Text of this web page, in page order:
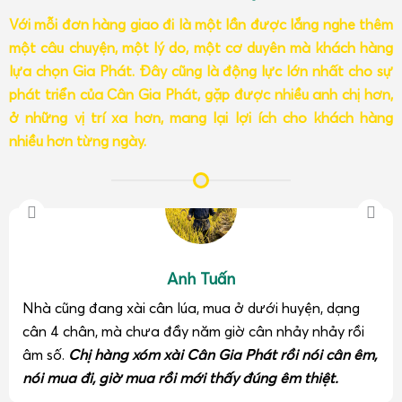
Với mỗi đơn hàng giao đi là một lần được lắng nghe thêm
một câu chuyện, một lý do, một cơ duyên mà khách hàng
lựa chọn Gia Phát. Đây cũng là động lực lớn nhất cho sự
phát triển của Cân Gia Phát, gặp được nhiều anh chị hơn,
ở những vị trí xa hơn, mang lại lợi ích cho khách hàng
nhiều hơn từng ngày.
Anh Tuấn
Nhà cũng đang xài cân lúa, mua ở dưới huyện, dạng
cân 4 chân, mà chưa đầy năm giờ cân nhảy nhảy rồi
âm số. Chị hàng xóm xài Cân Gia Phát rồi nói cân êm,
nói mua đi, giờ mua rồi mới thấy đúng êm thiệt.